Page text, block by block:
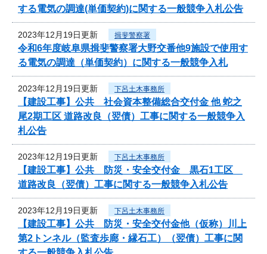
する電気の調達(単価契約)に関する一般競争入札公告
2023年12月19日更新 揖斐警察署
令和6年度岐阜県揖斐警察署大野交番他9施設で使用す
る電気の調達（単価契約）に関する一般競争入札
2023年12月19日更新 下呂土木事務所
【建設工事】公共 社会資本整備総合交付金 他 蛇之
尾2期工区 道路改良（翌債）工事に関する一般競争入
札公告
2023年12月19日更新 下呂土木事務所
【建設工事】公共 防災・安全交付金 黒石1工区
道路改良（翌債）工事に関する一般競争入札公告
2023年12月19日更新 下呂土木事務所
【建設工事】公共 防災・安全交付金他（仮称）川上
第2トンネル（監査歩廊・縁石工）（翌債）工事に関